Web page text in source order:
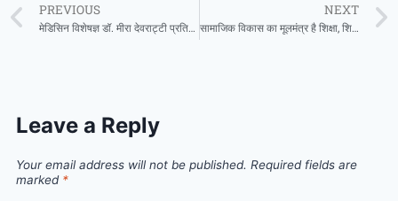
PREVIOUS
मेडिसिन विशेषज्ञ डॉ. मीरा देवराट्टी प्रतिदिन उपलब्ध रहेंगे ओम हॉस्पिटल सरायपाली में
NEXT
सामाजिक विकास का मूलमंत्र है शिक्षा, शिक्षा के बिना जीवन अधूरा – मुख्यमंत्री साय
Leave a Reply
Your email address will not be published. Required fields are
marked *